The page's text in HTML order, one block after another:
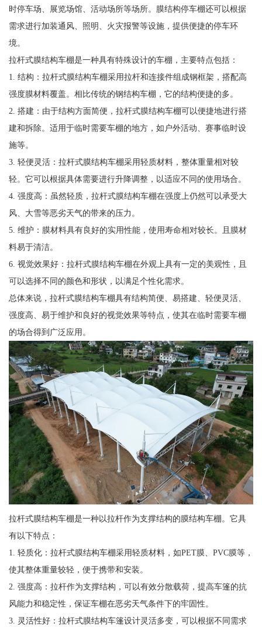
时停车场、展览场馆、活动场所等场所。膜结构停车棚还可以根据
需求进行加装通风、照明、火灾报警等设施，提供便捷的停车环
境。
拉杆式膜结构车棚是一种具有特殊设计的车棚，主要特点包括：
1. 结构：拉杆式膜结构车棚采用拉杆和连接件组成钢框架，搭配高
强度膜材料覆盖。相比传统的钢结构车棚，它的结构便捷的多。
2. 搭建：由于结构方面简便，拉杆式膜结构车棚可以便捷地进行搭
建和拆除。适用于临时需要车棚的地方，如户外活动、赛事临时设
施等。
3. 轻便灵活：拉杆式膜结构车棚采用轻质材料，整体重量相对较
轻。它可以根据具体需要进行升降调整，以适应不同的使用场合。
4. 强度高：虽然轻质，拉杆式膜结构车棚在强度上仍然可以承受大
风、大雪等恶劣天气的带来的压力。
5. 维护：膜材料具有良好的实用性能，使用寿命相对较长。且膜材
料易于清洁。
6. 视觉效果好：拉杆式膜结构车棚在外观上具有一定的美观性，且
可以选择不同的颜色和形状，以满足个性化需求。
总体来说，拉杆式膜结构车棚具有结构简便、易搭建、轻便灵活、
强度高、易于维护和良好的视觉效果等特点，使其在临时需要车棚
的场合得到广泛应用。
拉杆式膜结构车棚是一种以拉杆作为支撑结构的膜结构车棚。它具
有以下特点：
1. 轻质化：拉杆式膜结构车棚采用轻质材料，如PET膜、PVC膜等，
使其整体重量较轻，便于携带和安装。
2. 强度高：拉杆作为支撑结构，可以有效分散载荷，提高车篷的抗
风能力和稳定性，保证车棚在恶劣天气条件下的牢固性。
3. 灵活性好：拉杆式膜结构车篷设计灵活多变，可以根据不同需求